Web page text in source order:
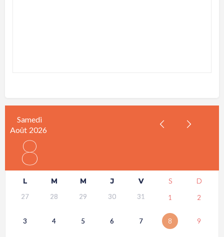
Samedi
Août 2026
8
L M M J V S D
27 28 29 30 31 1 2
3 4 5 6 7 8 9